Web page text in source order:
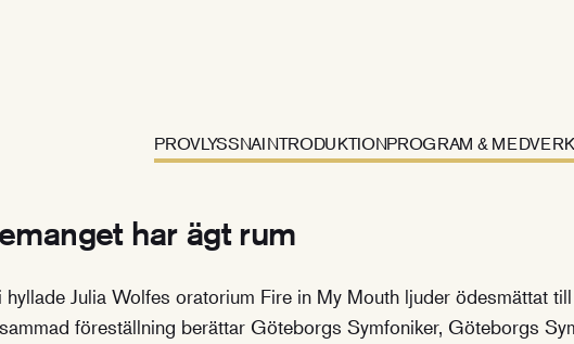
PROVLYSSNAINTRODUKTIONPROGRAM &
har ägt rum
hyllade Julia Wolfes oratorium Fire in My Mouth ljuder ödesmättat
föreställning berättar Göteborgs Symfoniker, Göteborgs